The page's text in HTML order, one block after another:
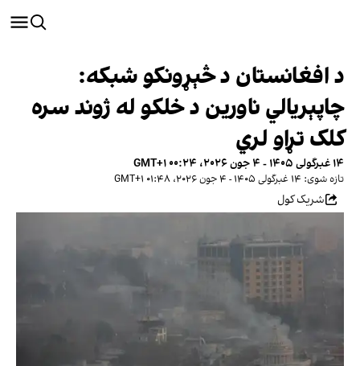
د افغانستان د څېړونکو شبکه:
چاپېریالي ناورین د خلکو له ژوند سره
کلک تړاو لري
۱۴ غبرگولی ۱۴۰۵ - ۴ جون ۲۰۲۶، ۰۰:۲۴ GMT+۱
تازه شوی: ۱۴ غبرگولی ۱۴۰۵ - ۴ جون ۲۰۲۶، ۰۱:۴۸ GMT+۱
شریک کول